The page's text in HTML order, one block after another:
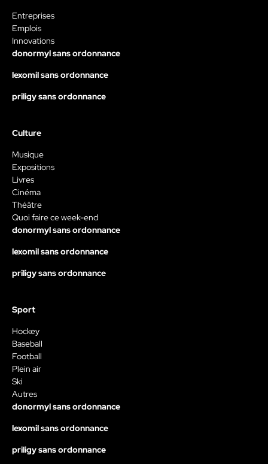
Entreprises
Emplois
Innovations
donormyl sans ordonnance
lexomil sans ordonnance
priligy sans ordonnance
Culture
Musique
Expositions
Livres
Cinéma
Théâtre
Quoi faire ce week-end
donormyl sans ordonnance
lexomil sans ordonnance
priligy sans ordonnance
Sport
Hockey
Baseball
Football
Plein air
Ski
Autres
donormyl sans ordonnance
lexomil sans ordonnance
priligy sans ordonnance